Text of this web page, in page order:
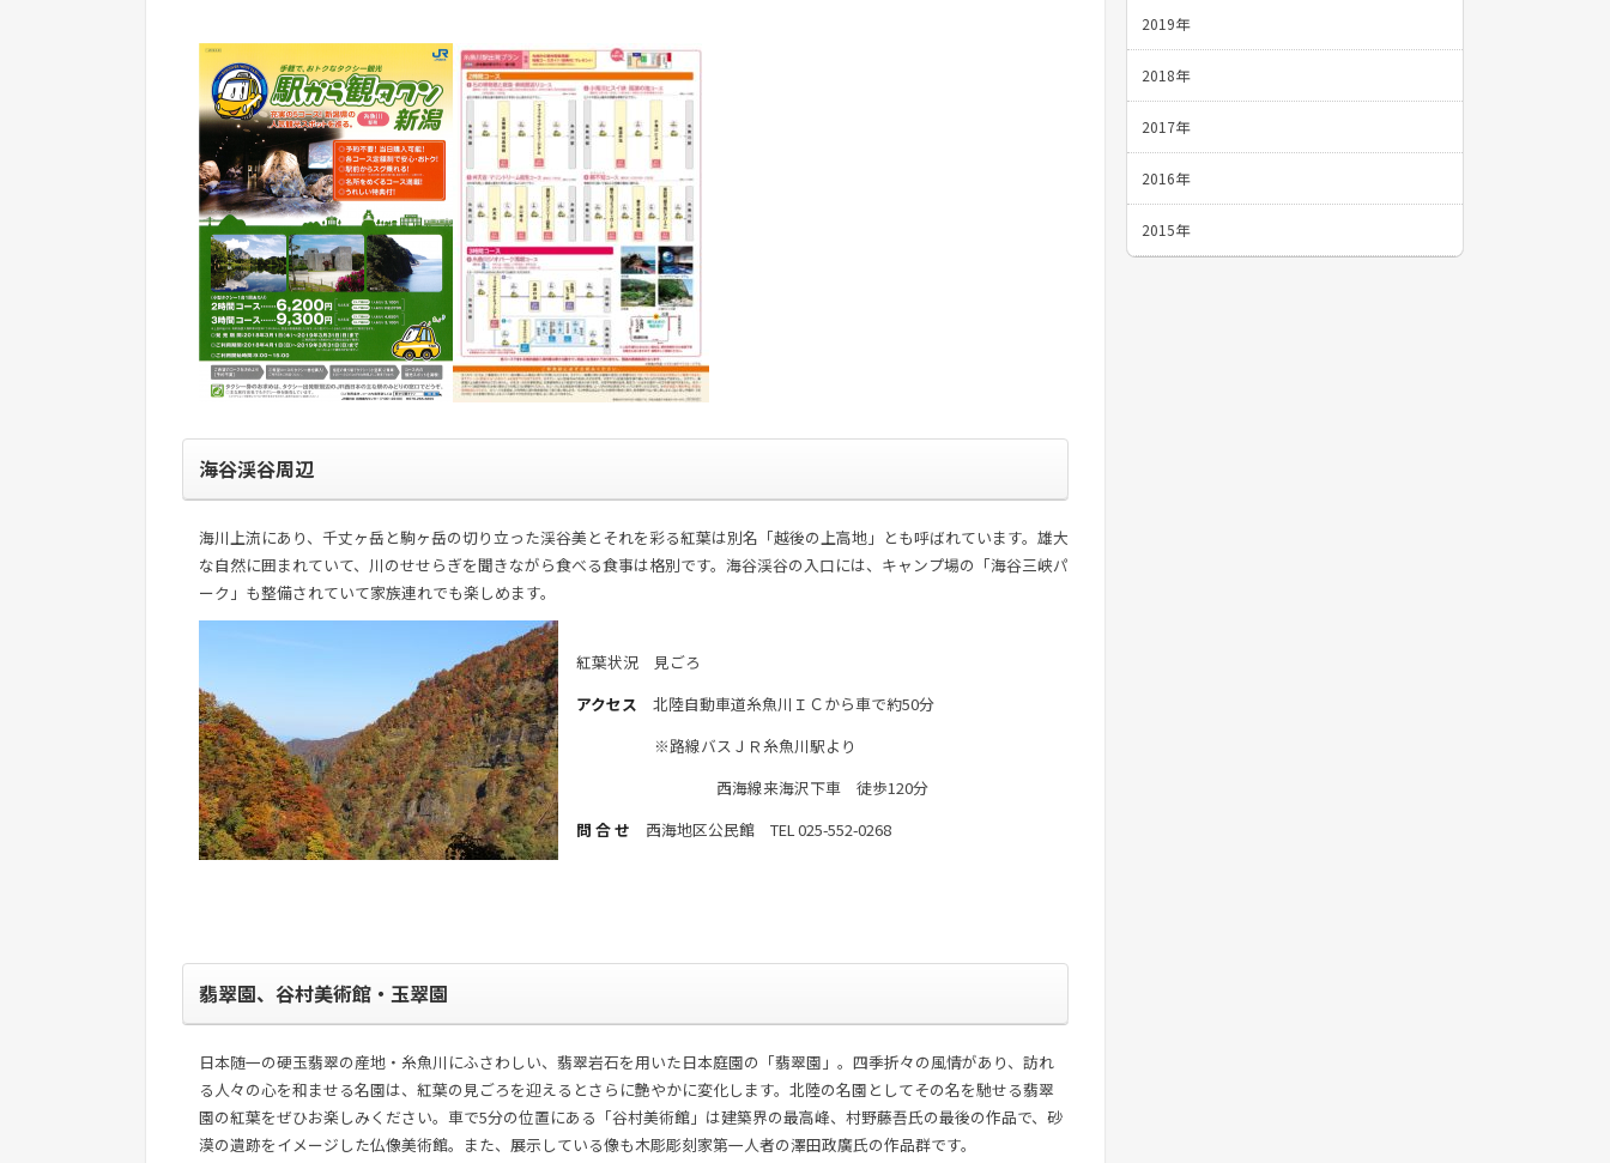
海谷渓谷周辺
海川上流にあり、千丈ヶ岳と駒ヶ岳の切り立った渓谷美とそれを彩る紅葉は別名「越後の上高地」とも呼ばれています。雄大
な自然に囲まれていて、川のせせらぎを聞きながら食べる食事は格別です。海谷渓谷の入口には、キャンプ場の「海谷三峡パ
ーク」も整備されていて家族連れでも楽しめます。
紅葉状況
見ごろ
アクセス 北陸自動車道糸魚川ＩＣから車で約50分
※路線バスＪＲ糸魚川駅より
西海線来海沢下車 徒歩120分
問 合 せ 西海地区公民館 TEL 025-552-0268
翡翠園、谷村美術館・玉翠園
日本随一の硬玉翡翠の産地・糸魚川にふさわしい、翡翠岩石を用いた日本庭園の「翡翠園」。四季折々の風情があり、訪れ
る人々の心を和ませる名園は、紅葉の見ごろを迎えるとさらに艶やかに変化します。北陸の名園としてその名を馳せる翡翠
園の紅葉をぜひお楽しみください。車で5分の位置にある「谷村美術館」は建築界の最高峰、村野藤吾氏の最後の作品で、砂
漠の遺跡をイメージした仏像美術館。また、展示している像も木彫彫刻家第一人者の澤田政廣氏の作品群です。
2019年
2018年
2017年
2016年
2015年